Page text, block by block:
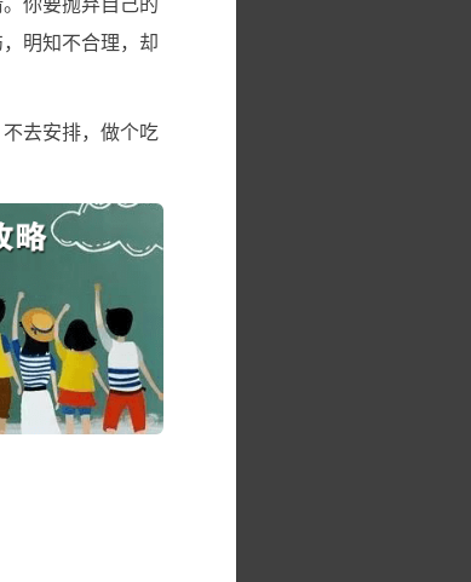
你要抛弃自己的
明知不合理，却
去安排，做个吃